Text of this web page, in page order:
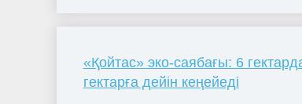
«Қойтас» эко-саябағы: 6
гектарға дейін кеңейеді